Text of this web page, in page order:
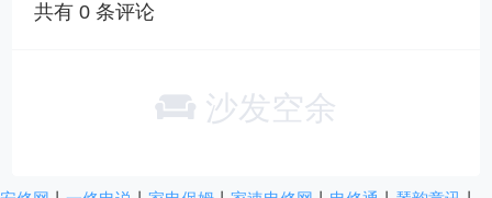
共有0 条评论
沙发空余